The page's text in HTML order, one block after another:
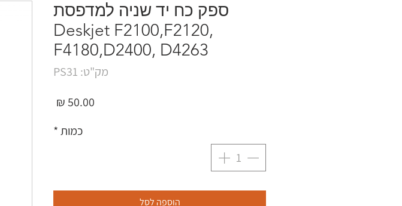
ספק כח יד שניה למדפסת
Deskjet F2100,F2120,
F4180,D2400, D4263
מק"ט: PS31
כמות*
הוספה לסל